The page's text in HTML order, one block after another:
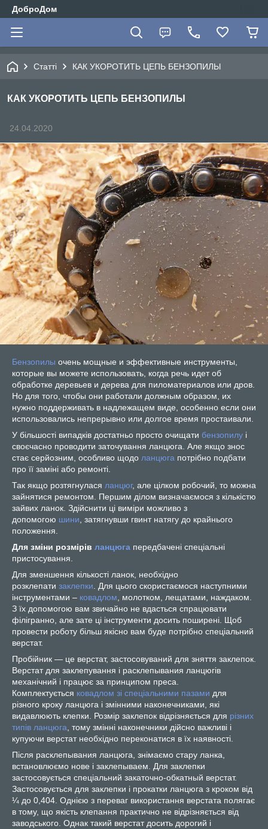
ДоброДом
Статті КАК УКОРОТИТЬ ЦЕПЬ БЕНЗОПИЛЫ
КАК УКОРОТИТЬ ЦЕПЬ БЕНЗОПИЛЫ
24.04.2020
Бензопилы очень мощные и эффективные инструменты,
которые вы можете использовать, когда речь идет об
обработке деревьев и дерева для пиломатериалов или дров.
Но для того, чтобы они работали должным образом, их
нужно поддерживать в надлежащем виде, особенно если они
использовались непрерывно или долгое время простаивали.
У більшості випадків достатньо просто очищати бензопилу і
своєчасно проводити заточування ланцюга. Але якщо знос
стає серйозним, особливо щодо ланцюга потрібно подбати
про її заміні або ремонті.
Так якщо розтягнулася ланцюг, але цілком робочий, то можна
зайнятися ремонтом. Першим ділом визначаємося з кількістю
зайвих ланок. Здійснити ці виміри можливо з
допомогою шини , затягнувши гвинт натягу до крайнього
положення.
Для зміни розмірів ланцюга передбачені спеціальні
пристосування.
Для зменшення кількості ланок, необхідно
розклепати заклепки . Для цього скористаємося наступними
інструментами – ковадлом , молотком, лещатами, наждаком.
З їх допомогою вам звичайно не вдасться спрацювати
філігранно, але зате ці інструменти досить поширені. Щоб
провести роботу більш якісно вам буде потрібно спеціальний
верстат.
Пробійник — це верстат, застосовуваний для зняття заклепок.
Верстат для заклепування і расклепывания ланцюгів
механічний і працює за принципом преса.
Комплектується ковадлом зі спеціальними пазами для
різного кроку ланцюга і змінними наконечниками, які
видавлюють клепки. Розмір заклепок відрізняється для різних
типів ланцюга , тому змінні наконечники дійсно важливі і
купуючи верстат необхідно переконатися в їх наявності.
Після расклепывания ланцюга, знімаємо стару ланка,
встановлюємо нове і заклепываем. Для заклепки
застосовується спеціальний закаточно-обкатный верстат.
Застосовується для заклепки і прокатки ланцюга з кроком від
¼ до 0,404. Однією з переваг використання верстата полягає
в тому, що якість клепання практично не відрізняється від
заводського. Однак такий верстат досить дорогий і